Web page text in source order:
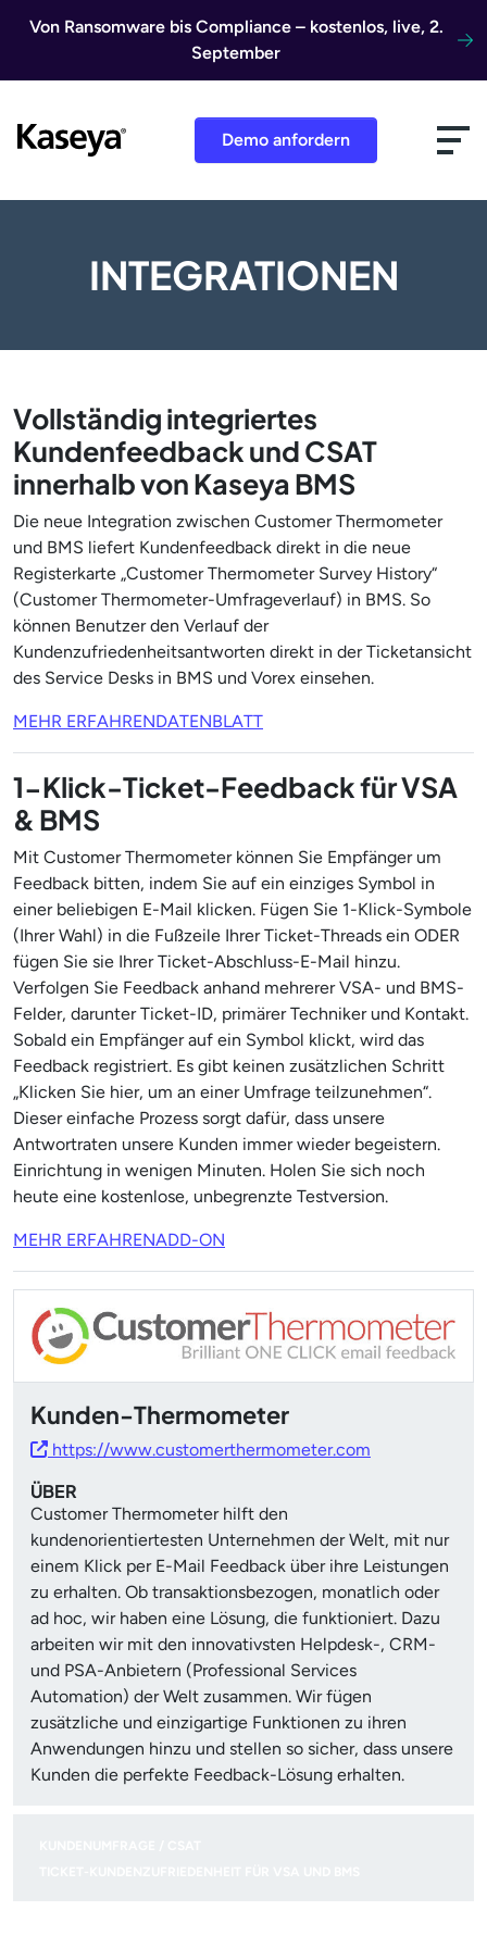
Von Ransomware bis Compliance – kostenlos, live, 2.
September
Demo anfordern
INTEGRATIONEN
Vollständig integriertes
Kundenfeedback und CSAT
innerhalb von Kaseya BMS
Die neue Integration zwischen Customer Thermometer
und BMS liefert Kundenfeedback direkt in die neue
Registerkarte „Customer Thermometer Survey History“
(Customer Thermometer-Umfrageverlauf) in BMS. So
können Benutzer den Verlauf der
Kundenzufriedenheitsantworten direkt in der Ticketansicht
des Service Desks in BMS und Vorex einsehen.
MEHR ERFAHRENDATENBLATT
1-Klick-Ticket-Feedback für VSA
& BMS
Mit Customer Thermometer können Sie Empfänger um
Feedback bitten, indem Sie auf ein einziges Symbol in
einer beliebigen E-Mail klicken. Fügen Sie 1-Klick-Symbole
(Ihrer Wahl) in die Fußzeile Ihrer Ticket-Threads ein ODER
fügen Sie sie Ihrer Ticket-Abschluss-E-Mail hinzu.
Verfolgen Sie Feedback anhand mehrerer VSA- und BMS-
Felder, darunter Ticket-ID, primärer Techniker und Kontakt.
Sobald ein Empfänger auf ein Symbol klickt, wird das
Feedback registriert. Es gibt keinen zusätzlichen Schritt
„Klicken Sie hier, um an einer Umfrage teilzunehmen“.
Dieser einfache Prozess sorgt dafür, dass unsere
Antwortraten unsere Kunden immer wieder begeistern.
Einrichtung in wenigen Minuten. Holen Sie sich noch
heute eine kostenlose, unbegrenzte Testversion.
MEHR ERFAHRENADD-ON
Kunden-Thermometer
https://www.customerthermometer.com
ÜBER
Customer Thermometer hilft den
kundenorientiertesten Unternehmen der Welt, mit nur
einem Klick per E-Mail Feedback über ihre Leistungen
zu erhalten. Ob transaktionsbezogen, monatlich oder
ad hoc, wir haben eine Lösung, die funktioniert. Dazu
arbeiten wir mit den innovativsten Helpdesk-, CRM-
und PSA-Anbietern (Professional Services
Automation) der Welt zusammen. Wir fügen
zusätzliche und einzigartige Funktionen zu ihren
Anwendungen hinzu und stellen so sicher, dass unsere
Kunden die perfekte Feedback-Lösung erhalten.